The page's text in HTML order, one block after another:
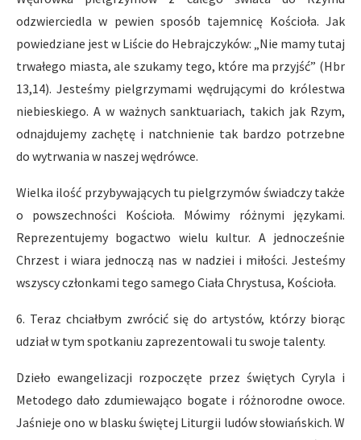
odzwierciedla w pewien sposób tajemnicę Kościoła. Jak
powiedziane jest w Liście do Hebrajczyków: „Nie mamy tutaj
trwałego miasta, ale szukamy tego, które ma przyjść” (Hbr
13,14). Jesteśmy pielgrzymami wędrującymi do królestwa
niebieskiego. A w ważnych sanktuariach, takich jak Rzym,
odnajdujemy zachętę i natchnienie tak bardzo potrzebne
do wytrwania w naszej wędrówce.
Wielka ilość przybywających tu pielgrzymów świadczy także
o powszechności Kościoła. Mówimy różnymi językami.
Reprezentujemy bogactwo wielu kultur. A jednocześnie
Chrzest i wiara jednoczą nas w nadziei i miłości. Jesteśmy
wszyscy członkami tego samego Ciała Chrystusa, Kościoła.
6. Teraz chciałbym zwrócić się do artystów, którzy biorąc
udział w tym spotkaniu zaprezentowali tu swoje talenty.
Dzieło ewangelizacji rozpoczęte przez świętych Cyryla i
Metodego dało zdumiewająco bogate i różnorodne owoce.
Jaśnieje ono w blasku świętej Liturgii ludów słowiańskich. W